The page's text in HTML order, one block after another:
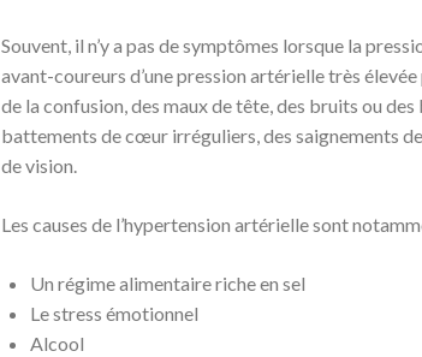
Souvent, il n’y a pas de symptômes lorsque la
avant-coureurs d’une pression artérielle très
de la confusion, des maux de tête, des bruits ou
battements de cœur irréguliers, des saignements
de vision.
Les causes de l’hypertension artérielle sont
Un régime alimentaire riche en sel
Le stress émotionnel
Alcool